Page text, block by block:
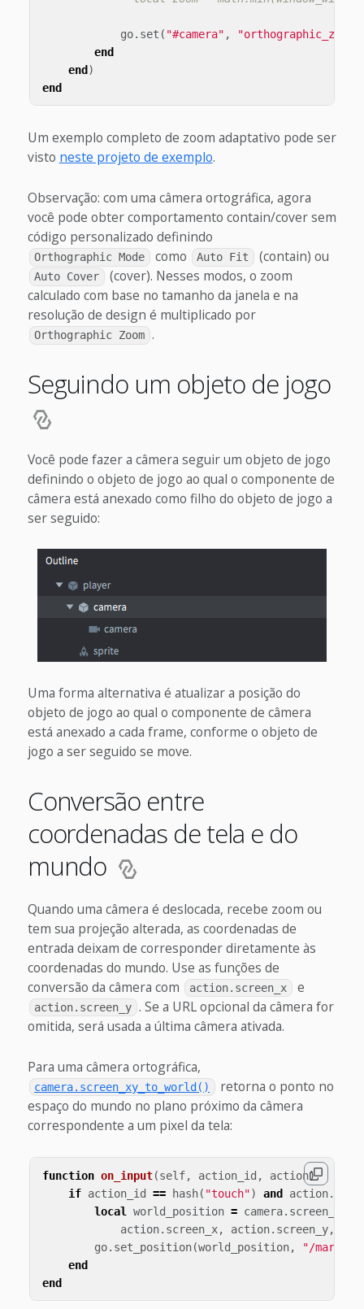
go. set ( "#camera" , "orthographic_zoom"
end
end )
end
Um exemplo completo de zoom adaptativo pode ser
visto neste projeto de exemplo.
Observação: com uma câmera ortográfica, agora
você pode obter comportamento contain/cover sem
código personalizado definindo
Orthographic Mode como Auto Fit (contain) ou
Auto Cover
(cover). Nesses modos, o zoom
calculado com base no tamanho da janela e na
resolução de design é multiplicado por
Orthographic Zoom .
Seguindo um objeto de jogo
Você pode fazer a câmera seguir um objeto de jogo
definindo o objeto de jogo ao qual o componente de
câmera está anexado como filho do objeto de jogo a
ser seguido:
Uma forma alternativa é atualizar a posição do
objeto de jogo ao qual o componente de câmera
está anexado a cada frame, conforme o objeto de
jogo a ser seguido se move.
Conversão entre
coordenadas de tela e do
mundo
Quando uma câmera é deslocada, recebe zoom ou
tem sua projeção alterada, as coordenadas de
entrada deixam de corresponder diretamente às
coordenadas do mundo. Use as funções de
conversão da câmera com
action.screen_x e
action.screen_y . Se a URL opcional da câmera for
omitida, será usada a última câmera ativada.
Para uma câmera ortográfica,
camera.screen_xy_to_world()
retorna o ponto no
espaço do mundo no plano próximo da câmera
correspondente a um pixel da tela:
function on_input(self, action_id , action)
if action_id == hash( "touch") and action.
local
world_position = camera.
action. screen_x, action. screen_y,
go. set_position(world_position, "/marker"
end
end